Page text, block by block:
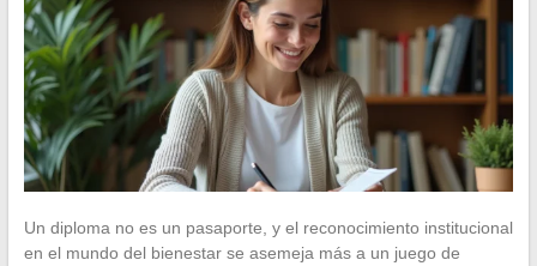
Un diploma no es un pasaporte, y el reconocimiento institucional
en el mundo del bienestar se asemeja más a un juego de